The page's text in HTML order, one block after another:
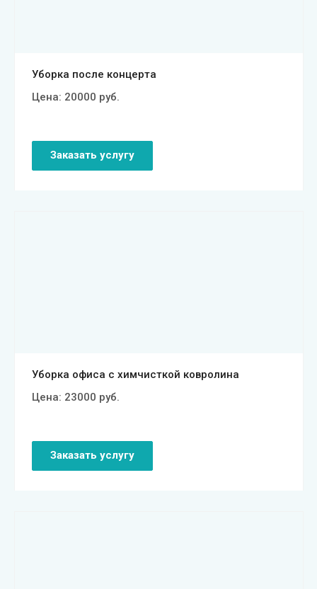
Уборка после концерта
Цена: 20000 руб.
Заказать услугу
Уборка офиса с химчисткой ковролина
Цена: 23000 руб.
Заказать услугу